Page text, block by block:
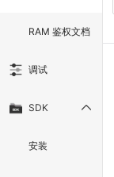
RAM 鉴权文档
调试
SDK
安装